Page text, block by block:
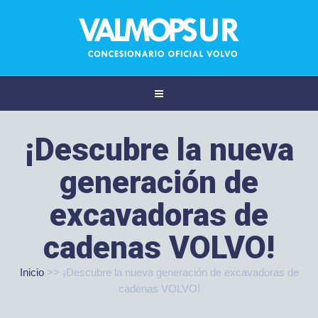
¡Descubre la nueva
generación de
excavadoras de
cadenas VOLVO!
Inicio>> ¡Descubre la nueva generación de excavadoras de
cadenas VOLVO!